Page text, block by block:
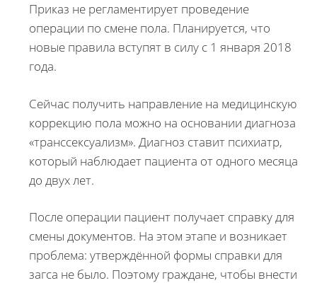
Приказ не регламентирует проведение
операции по смене пола. Планируется, что
новые правила вступят в силу с 1 января 2018
года.
Сейчас получить направление на медицинскую
коррекцию пола можно на основании диагноза
«транссексуализм». Диагноз ставит психиатр,
который наблюдает пациента от одного месяца
до двух лет.
После операции пациент получает справку для
смены документов. На этом этапе и возникает
проблема: утверждённой формы справки для
загса не было. Поэтому граждане, чтобы внести